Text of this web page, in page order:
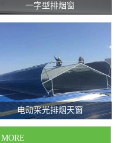
一字型排烟窗
电动采光排烟天窗